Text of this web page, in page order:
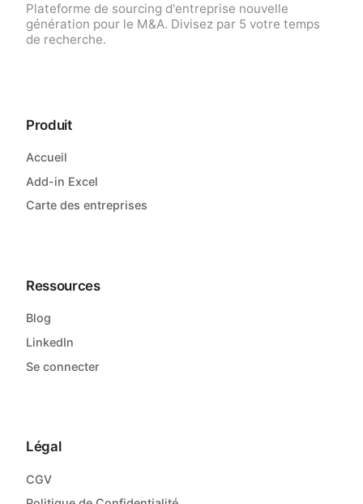
Plateforme de sourcing d'entreprise nouvelle
génération pour le M&A. Divisez par 5 votre temps
de recherche.
Produit
Accueil
Add-in Excel
Carte des entreprises
Ressources
Blog
LinkedIn
Se connecter
Légal
CGV